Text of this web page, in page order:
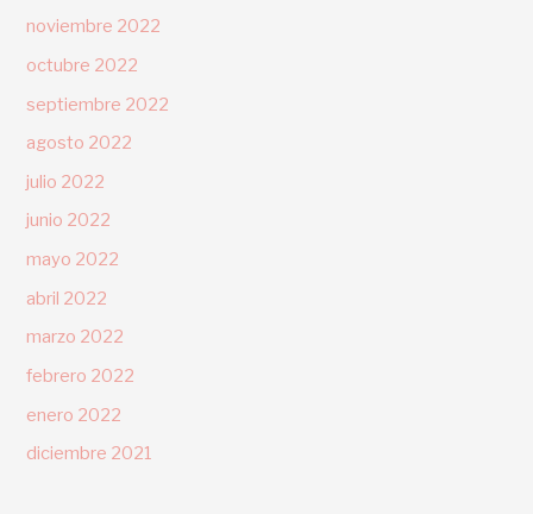
noviembre 2022
octubre 2022
septiembre 2022
agosto 2022
julio 2022
junio 2022
mayo 2022
abril 2022
marzo 2022
febrero 2022
enero 2022
diciembre 2021